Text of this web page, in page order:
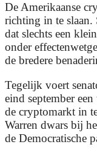
De Amerikaanse
richting in te slaan.
dat slechts een
onder
de bredere
Tegelijk voert
eind september
de cryptomarkt in
Warren dwars bij
de Democratische